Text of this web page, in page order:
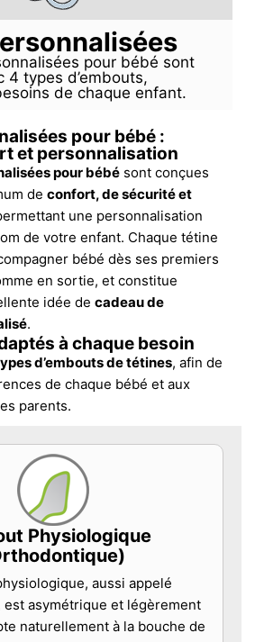
pour bébé sont
4 types d’embouts,
de chaque enfant.
pour bébé :
et personnalisation
pour bébé sont conçues
de confort, de sécurité et
une personnalisation
de votre enfant. Chaque tétine
bébé dès ses premiers
en sortie, et constitue
idée de cadeau de
.
à chaque besoin
d’embouts de tétines, afin de
de chaque bébé et aux
parents.
Physiologique
aussi appelé
asymétrique et légèrement
naturellement à la bouche de